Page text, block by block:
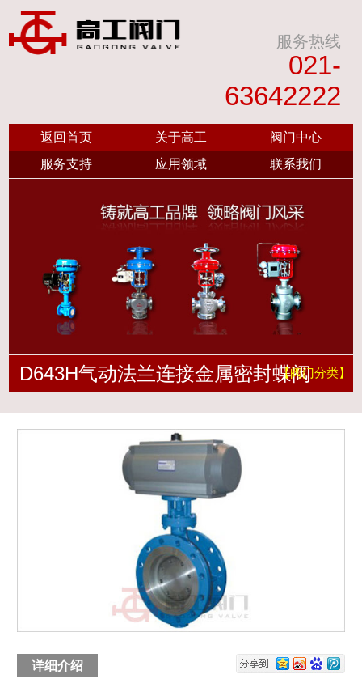
服务热线
021-
63642222
返回首页 关于高工
阀门中心
服务支持
应用领域 联系我们
D643H气动法兰连接金属密封蝶阀【阀门分类】
详细介绍